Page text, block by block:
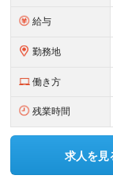
給与
勤務地
働き方
残業時間
求人を見